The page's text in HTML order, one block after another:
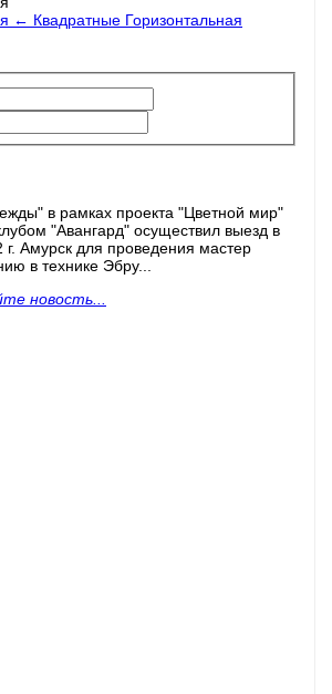
← Квадратные Горизонтальная
в рамках проекта "Цветной мир"
"Авангард" осуществил выезд в
Амурск для проведения мастер
в технике Эбру...
новость...